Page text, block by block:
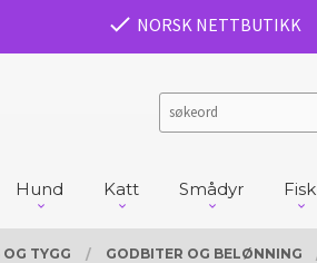
NORSK NETTBUTIKK
Hund Katt Smådyr Fisk
OG TYGG GODBITER OG BELØNNING